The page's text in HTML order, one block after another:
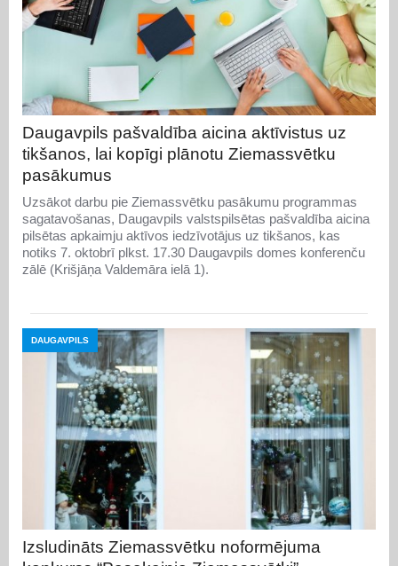
Daugavpils pašvaldība aicina aktīvistus uz
tikšanos, lai kopīgi plānotu Ziemassvētku
pasākumus
Uzsākot darbu pie Ziemassvētku pasākumu programmas
sagatavošanas, Daugavpils valstspilsētas pašvaldība aicina
pilsētas apkaimju aktīvos iedzīvotājus uz tikšanos, kas
notiks 7. oktobrī plkst. 17.30 Daugavpils domes konferenču
zālē (Krišjāņa Valdemāra ielā 1).
DAUGAVPILS
Izsludināts Ziemassvētku noformējuma